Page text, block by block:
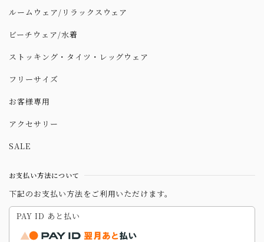
ルームウェア/リラックスウェア
ビーチウェア/水着
ストッキング・タイツ・レッグウェア
フリーサイズ
お客様専用
アクセサリー
SALE
お支払い方法について
下記のお支払い方法をご利用いただけます。
PAY ID あと払い